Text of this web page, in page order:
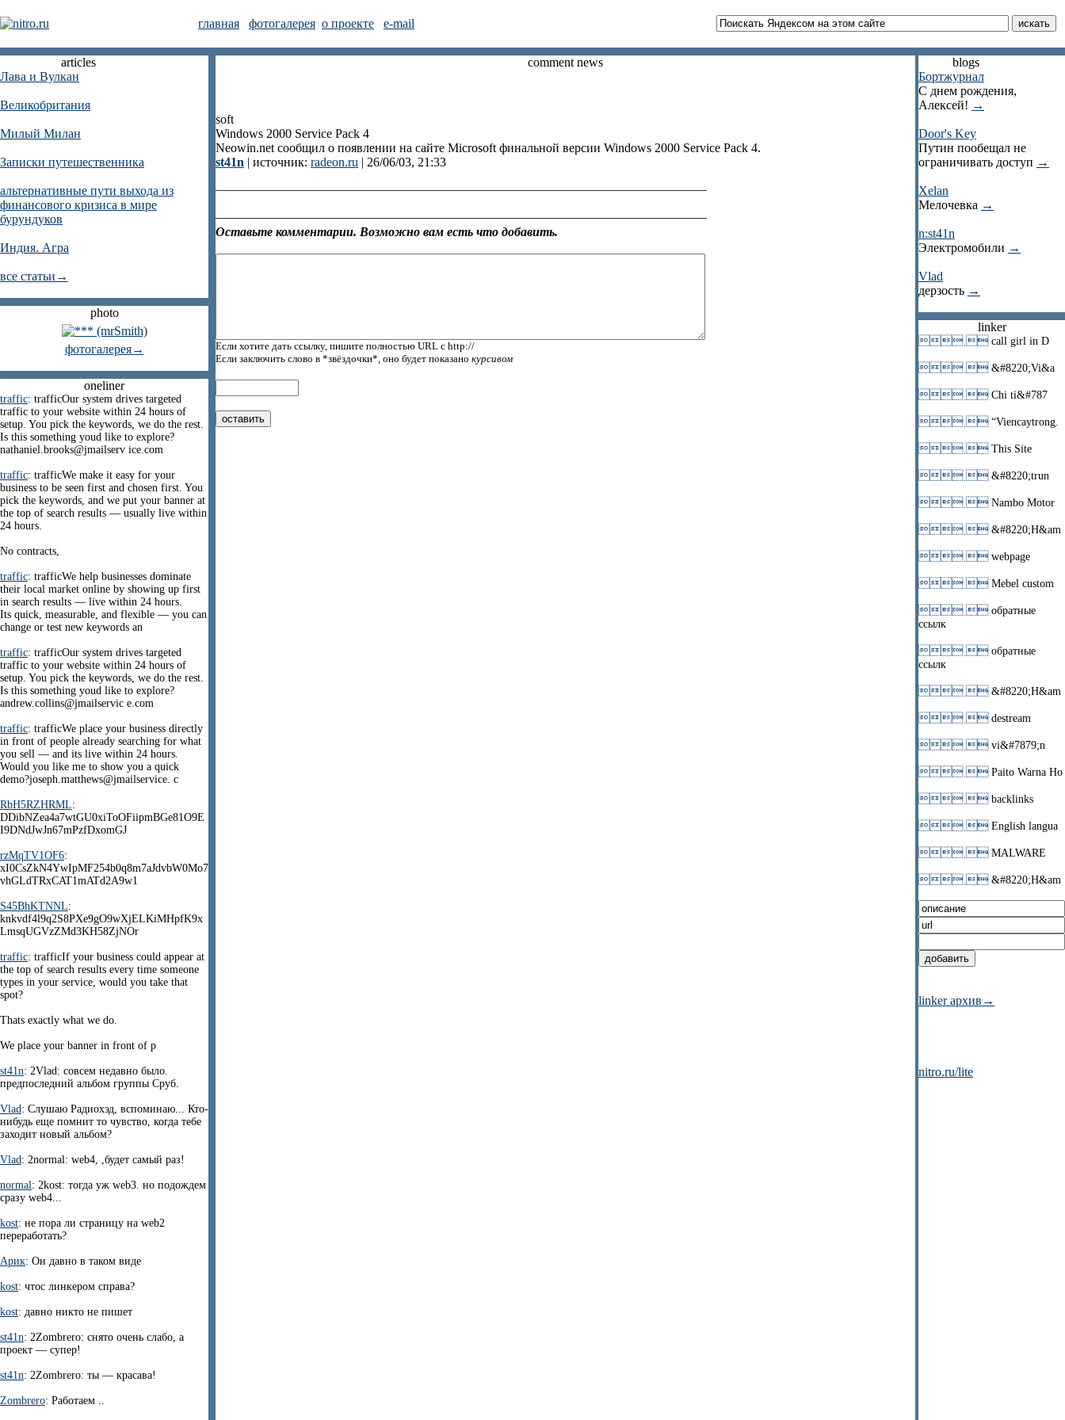
главная фотогалерея о проекте e-mail
articles
Лава и Вулкан
Великобритания
Милый Милан
Записки путешественника
альтернативные пути выхода из
финансового кризиса в мире
бурундуков
Индия. Агра
все статьи→
photo
фотогалерея→
oneliner
traffic: trafficOur system drives targeted
traffic to your website within 24 hours of
setup. You pick the keywords, we do the rest.
Is this something youd like to explore?
nathaniel.brooks@jmailserv ice.com
traffic: trafficWe make it easy for your
business to be seen first and chosen first. You
pick the keywords, and we put your banner at
the top of search results — usually live within
24 hours.
No contracts,
traffic: trafficWe help businesses dominate
their local market online by showing up first
in search results — live within 24 hours.
Its quick, measurable, and flexible — you can
change or test new keywords an
traffic: trafficOur system drives targeted
traffic to your website within 24 hours of
setup. You pick the keywords, we do the rest.
Is this something youd like to explore?
andrew.collins@jmailservic e.com
traffic: trafficWe place your business directly
in front of people already searching for what
you sell — and its live within 24 hours.
Would you like me to show you a quick
demo?joseph.matthews@jmailservice. c
RbH5RZHRML:
DDibNZea4a7wtGU0xiToOFiipmBGe81O9E
I9DNdJwJn67mPzfDxomGJ
rzMqTV1OF6:
xI0CsZkN4YwIpMF254b0q8m7aJdvbW0Mo7
vhGLdTRxCAT1mATd2A9w1
S45BhKTNNL:
knkvdf4l9q2S8PXe9gO9wXjELKiMHpfK9x
LmsqUGVzZMd3KH58ZjNOr
traffic: trafficIf your business could appear at
the top of search results every time someone
types in your service, would you take that
spot?
Thats exactly what we do.
We place your banner in front of p
st41n: 2Vlad: совсем недавно было.
предпоследний альбом группы Сруб.
Vlad: Слушаю Радиохэд, вспоминаю... Кто-
нибудь еще помнит то чувство, когда тебе
заходит новый альбом?
Vlad: 2normal: web4, ,будет самый раз!
normal: 2kost: тогда уж web3. но подождем
сразу web4...
kost: не пора ли страницу на web2
переработать?
Арик: Он давно в таком виде
kost: чтос линкером справа?
kost: давно никто не пишет
st41n: 2Zombrero: снято очень слабо, а
проект — супер!
st41n: 2Zombrero: ты — красава!
Zombrero: Работаем ..
comment news
soft
Windows 2000 Service Pack 4
Neowin.net сообщил о появлении на сайте Microsoft финальной версии Windows 2000 Service Pack 4.
st41n | источник: radeon.ru | 26/06/03, 21:33
Оставьте комментарии. Возможно вам есть что добавить.
Если хотите дать ссылку, пишите полностью URL с http://
Если заключить слово в *звёздочки*, оно будет показано курсивом
blogs
Бортжурнал
С днем рождения,
Алексей! →
Door's Key
Путин пообещал не
ограничивать доступ →
Xelan
Мелочевка →
n:st41n
Электромобили →
Vlad
дерзость →
linker
 call girl in D
 &#8220;Vi&a
 Chi ti&#787
 “Viencaytrong.
 This Site
 &#8220;trun
 Nambo Motor
 &#8220;H&am
 webpage
 Mebel custom
 обратные
ссылк
 обратные
ссылк
 &#8220;H&am
 destream
 vi&#7879;n
 Paito Warna Ho
 backlinks
 English langua
 MALWARE
 &#8220;H&am
linker архив→
nitro.ru/lite